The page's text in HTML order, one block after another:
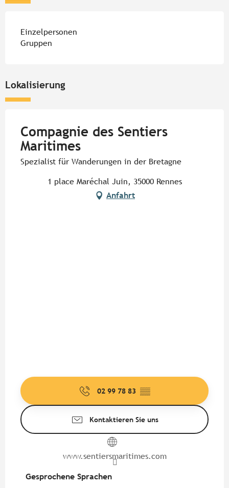
Einzelpersonen
Gruppen
Lokalisierung
Compagnie des Sentiers
Maritimes
Spezialist für Wanderungen in der Bretagne
1 place Maréchal Juin, 35000 Rennes
Anfahrt
02 99 78 83 ▒▒
Kontaktieren Sie uns
www.sentiersmaritimes.com
Gesprochene Sprachen
Gesprochene Sprachen